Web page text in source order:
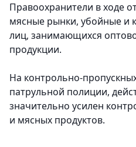
Правоохранители в ходе
мясные рынки, убойные и
лиц, занимающихся
продукции.
На контрольно-
патрульной полиции,
значительно усилен
и мясных продуктов.